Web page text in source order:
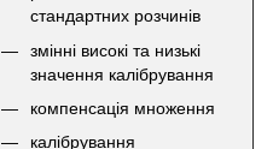
стандартних розчинів
змінні високі та низькі
значення калібрування
компенсація множення
калібрування